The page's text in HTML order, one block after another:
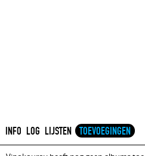
INFO LOG LIJSTEN TOEVOEGINGEN